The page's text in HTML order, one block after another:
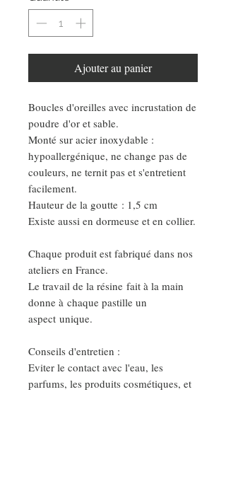
Ajouter au panier
Boucles d'oreilles avec incrustation de
poudre d'or et sable.
Monté sur acier inoxydable :
hypoallergénique, ne change pas de
couleurs, ne ternit pas et s'entretient
facilement.
Hauteur de la goutte : 1,5 cm
Existe aussi en dormeuse et en collier.
Chaque produit est fabriqué dans nos
ateliers en France.
Le travail de la résine fait à la main
donne à chaque pastille un
aspect unique.
Conseils d'entretien :
Eviter le contact avec l'eau, les
parfums, les produits cosmétiques, et